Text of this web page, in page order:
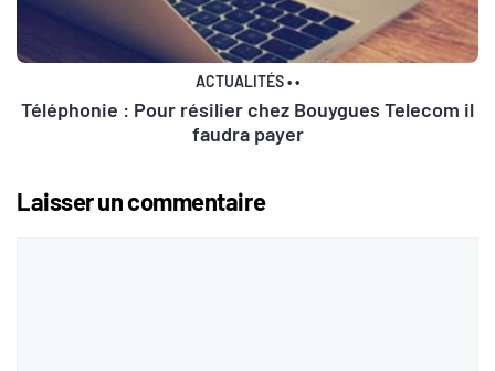
ACTUALITÉS••
Téléphonie : Pour résilier chez Bouygues Telecom il
faudra payer
Laisser un commentaire